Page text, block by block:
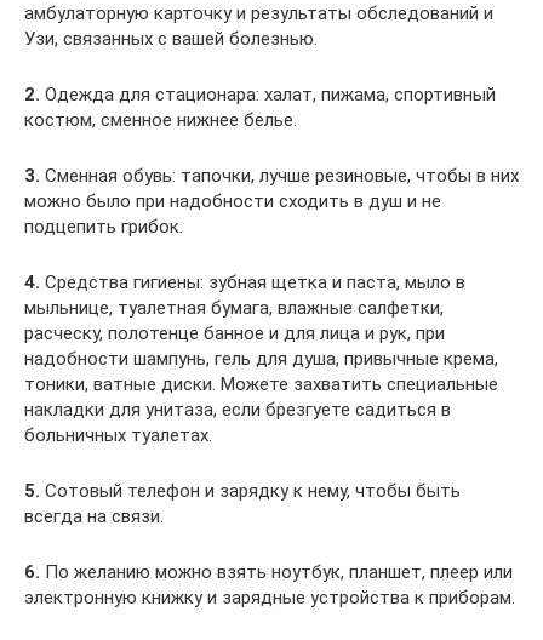
амбулаторную карточку и результаты обследований и
Узи, связанных с вашей болезнью.
2. Одежда для стационара: халат, пижама, спортивный
костюм, сменное нижнее белье.
3. Сменная обувь: тапочки, лучше резиновые, чтобы в них
можно было при надобности сходить в душ и не
подцепить грибок.
4. Средства гигиены: зубная щетка и паста, мыло в
мыльнице, туалетная бумага, влажные салфетки,
расческу, полотенце банное и для лица и рук, при
надобности шампунь, гель для душа, привычные крема,
тоники, ватные диски. Можете захватить специальные
накладки для унитаза, если брезгуете садиться в
больничных туалетах.
5. Сотовый телефон и зарядку к нему, чтобы быть
всегда на связи.
6. По желанию можно взять ноутбук, планшет, плеер или
электронную книжку и зарядные устройства к приборам.